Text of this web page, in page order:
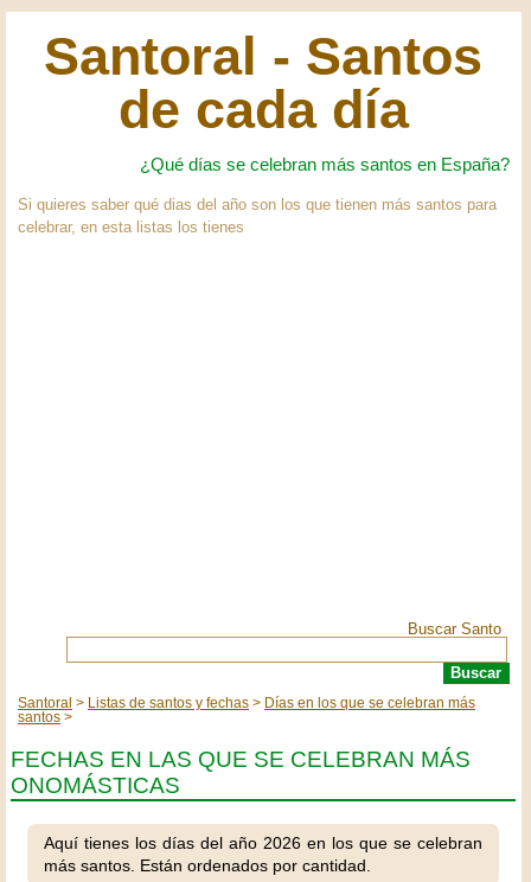
Santoral - Santos
de cada día
¿Qué días se celebran más santos en España?
Si quieres saber qué dias del año son los que tienen más santos para
celebrar, en esta listas los tienes
Buscar Santo
Santoral Listas de santos y fechas
Días en los que se celebran más
santos
FECHAS EN LAS QUE SE CELEBRAN MÁS
ONOMÁSTICAS
Aquí tienes los días del año 2026 en los que se celebran
más santos. Están ordenados por cantidad.